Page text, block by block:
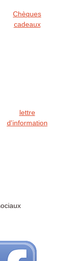
Chèques
cadeaux
lettre
d'information